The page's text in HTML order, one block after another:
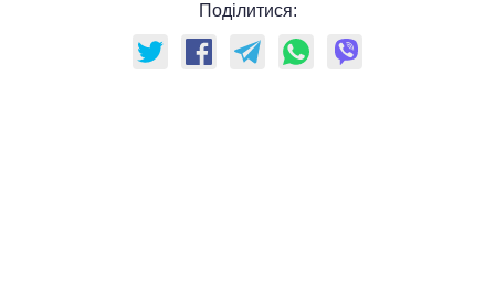
Поділитися: